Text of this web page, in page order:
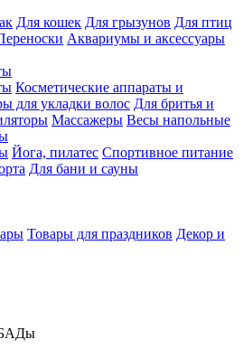
Для кошек Для грызунов Для птиц
Аквариумы и аксессуары
Косметические аппараты и
для укладки волос Для бритья и
Массажеры Весы напольные
Йога, пилатес Спортивное питание
Для бани и сауны
Товары для праздников Декор и
БАДы